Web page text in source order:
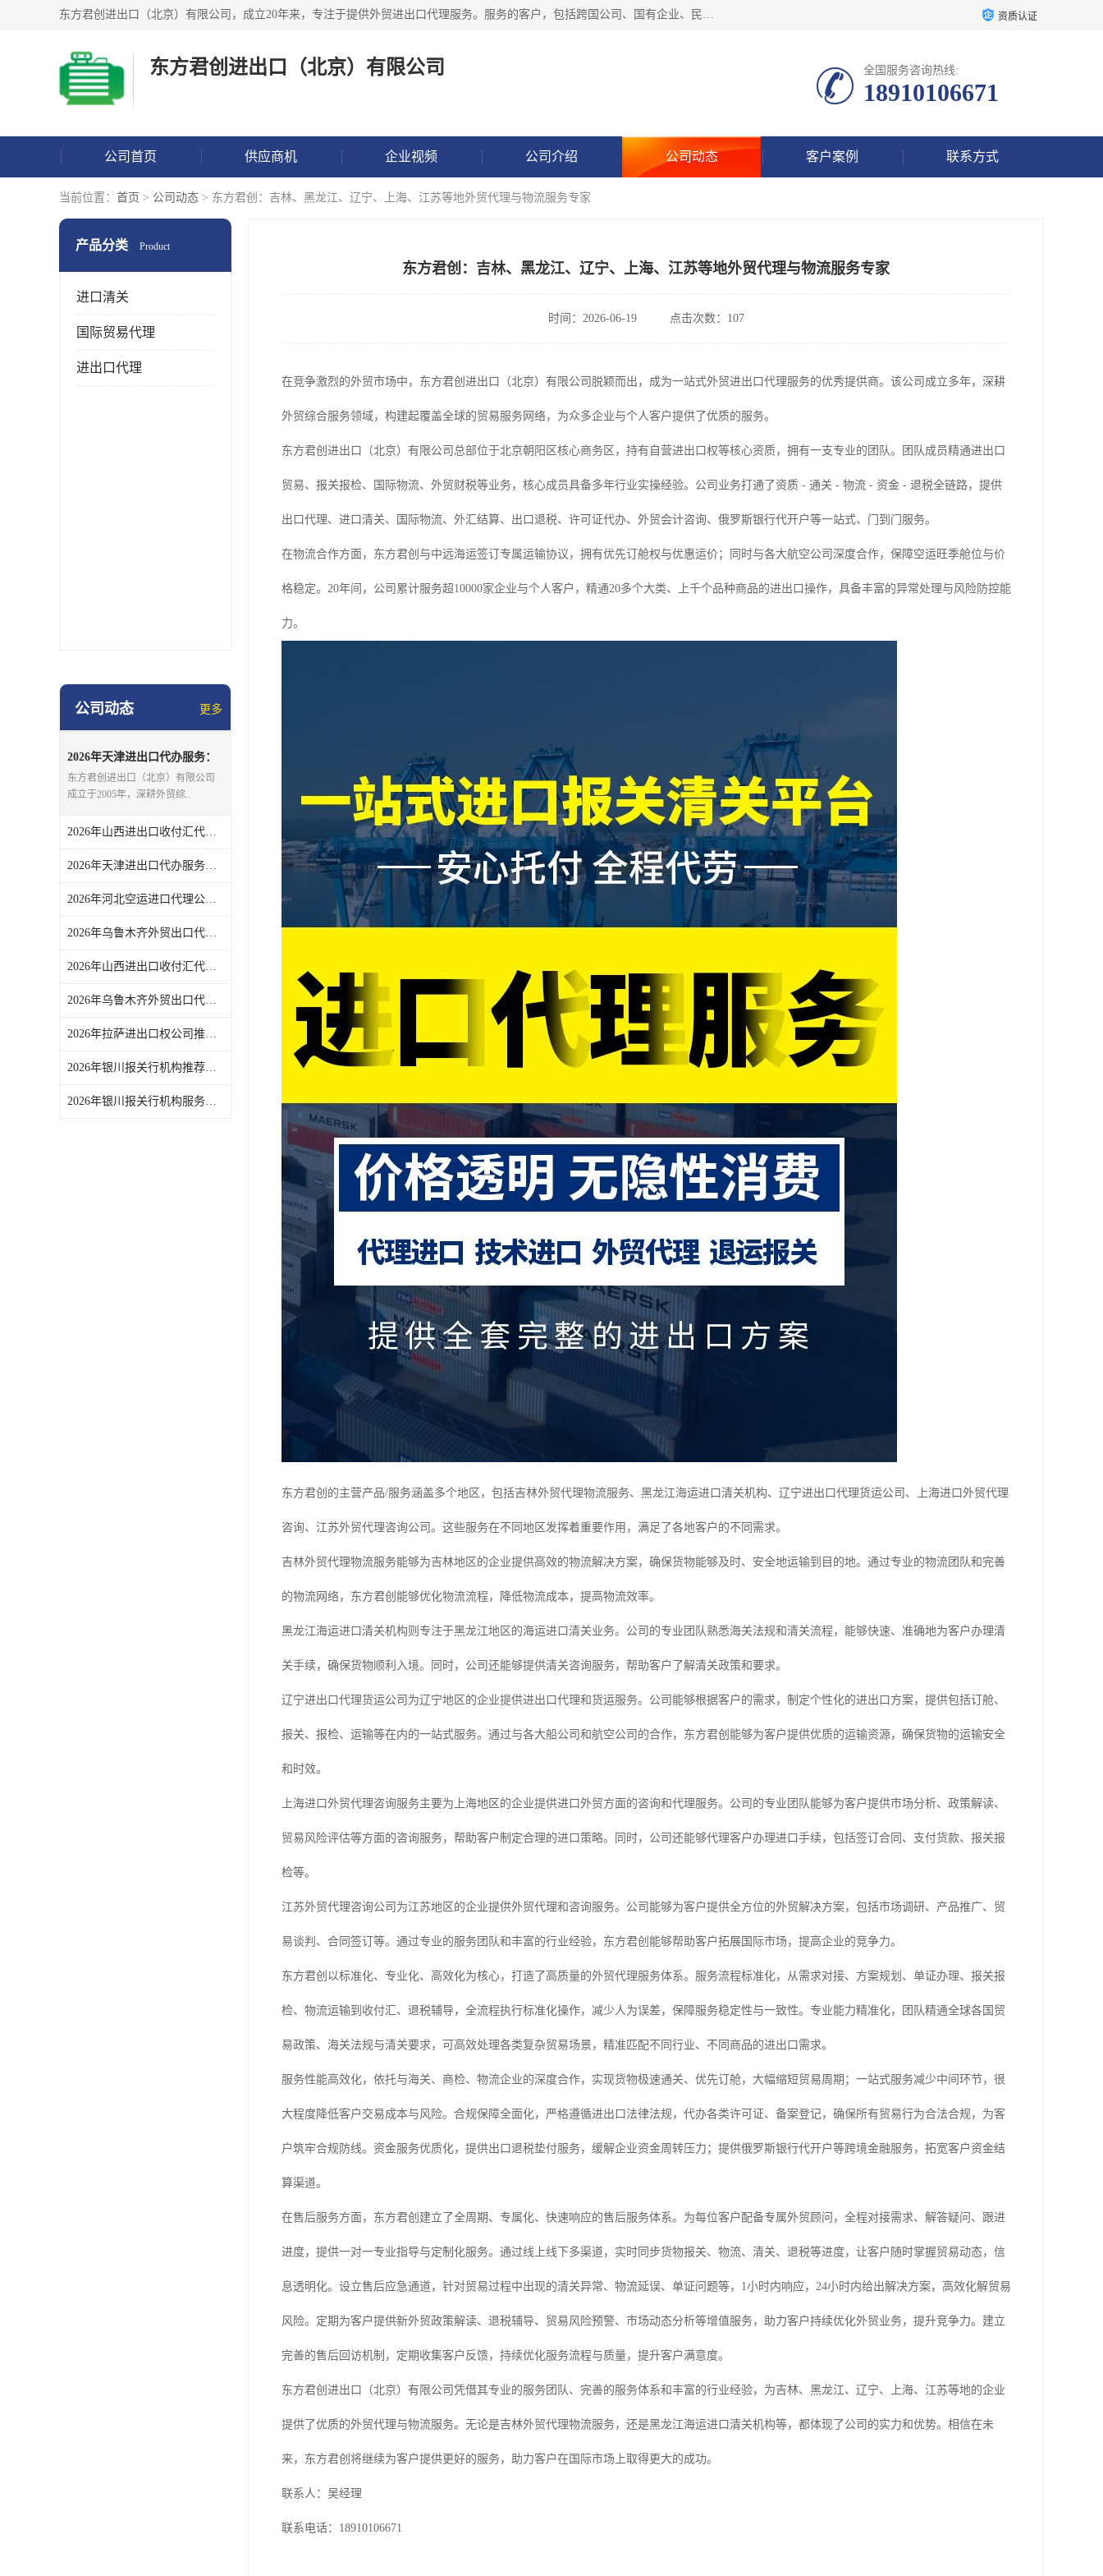
东方君创进出口（北京）有限公司，成立20年来，专注于提供外贸进出口代理服务。服务的客户，包括跨国公司、国有企业、民营企业等。作为的综合性外贸企业，公司拥有一支精通进出口贸易的团队，从事各类商品和技术的进口清关代理报关。进出口商品涉及20多个大类、上千个品种，贸易客户遍布世界各个国家和地区。 资质认证
东方君创进出口（北京）有限公司 全国服务咨询热线:
18910106671
公司首页 供应商机 企业视频 公司介绍 公司动态 客户案例 联系方式
当前位置： 首页 > 公司动态 > 东方君创：吉林、黑龙江、辽宁、上海、江苏等地外贸代理与物流服务专家
产品分类 Product
进口清关
国际贸易代理
进出口代理
公司动态 更多
2026年天津进出口代办服务：
一站式外贸代理全链路支持
东方君创进出口（北京）有限公司
成立于2005年，深耕外贸综..
2026年山西进出口收付汇代办渠道解析，专业外贸代理合规高效
2026年天津进出口代办服务推荐：东方君创一站式外贸代理解析
2026年河北空运进口代理公司服务解析：聚焦通关时效与物流协同
2026年乌鲁木齐外贸出口代理渠道与代理服务解析
2026年山西进出口收付汇代办服务渠道解析：一站式外贸代理助力企业高效收汇结汇
2026年乌鲁木齐外贸出口代理渠道解析，东方君创全流程服务支持
2026年拉萨进出口权公司推荐：一站式外贸代理服务解析
2026年银川报关行机构推荐，一站式进出口代理服务实力解析
2026年银川报关行机构服务商推荐：东方君创一站式外贸代理解析
东方君创：吉林、黑龙江、辽宁、上海、江苏等地外贸代理与物流服务专家
时间：2026-06-19 点击次数：107
在竞争激烈的外贸市场中，东方君创进出口（北京）有限公司脱颖而出，成为一站式外贸进出口代理服务的优秀提供商。该公司成立多年，深耕
外贸综合服务领域，构建起覆盖全球的贸易服务网络，为众多企业与个人客户提供了优质的服务。
东方君创进出口（北京）有限公司总部位于北京朝阳区核心商务区，持有自营进出口权等核心资质，拥有一支专业的团队。团队成员精通进出口
贸易、报关报检、国际物流、外贸财税等业务，核心成员具备多年行业实操经验。公司业务打通了资质 - 通关 - 物流 - 资金 - 退税全链路，提供
出口代理、进口清关、国际物流、外汇结算、出口退税、许可证代办、外贸会计咨询、俄罗斯银行代开户等一站式、门到门服务。
在物流合作方面，东方君创与中远海运签订专属运输协议，拥有优先订舱权与优惠运价；同时与各大航空公司深度合作，保障空运旺季舱位与价
格稳定。20年间，公司累计服务超10000家企业与个人客户，精通20多个大类、上千个品种商品的进出口操作，具备丰富的异常处理与风险防控能
力。
东方君创的主营产品/服务涵盖多个地区，包括吉林外贸代理物流服务、黑龙江海运进口清关机构、辽宁进出口代理货运公司、上海进口外贸代理
咨询、江苏外贸代理咨询公司。这些服务在不同地区发挥着重要作用，满足了各地客户的不同需求。
吉林外贸代理物流服务能够为吉林地区的企业提供高效的物流解决方案，确保货物能够及时、安全地运输到目的地。通过专业的物流团队和完善
的物流网络，东方君创能够优化物流流程，降低物流成本，提高物流效率。
黑龙江海运进口清关机构则专注于黑龙江地区的海运进口清关业务。公司的专业团队熟悉海关法规和清关流程，能够快速、准确地为客户办理清
关手续，确保货物顺利入境。同时，公司还能够提供清关咨询服务，帮助客户了解清关政策和要求。
辽宁进出口代理货运公司为辽宁地区的企业提供进出口代理和货运服务。公司能够根据客户的需求，制定个性化的进出口方案，提供包括订舱、
报关、报检、运输等在内的一站式服务。通过与各大船公司和航空公司的合作，东方君创能够为客户提供优质的运输资源，确保货物的运输安全
和时效。
上海进口外贸代理咨询服务主要为上海地区的企业提供进口外贸方面的咨询和代理服务。公司的专业团队能够为客户提供市场分析、政策解读、
贸易风险评估等方面的咨询服务，帮助客户制定合理的进口策略。同时，公司还能够代理客户办理进口手续，包括签订合同、支付货款、报关报
检等。
江苏外贸代理咨询公司为江苏地区的企业提供外贸代理和咨询服务。公司能够为客户提供全方位的外贸解决方案，包括市场调研、产品推广、贸
易谈判、合同签订等。通过专业的服务团队和丰富的行业经验，东方君创能够帮助客户拓展国际市场，提高企业的竞争力。
东方君创以标准化、专业化、高效化为核心，打造了高质量的外贸代理服务体系。服务流程标准化，从需求对接、方案规划、单证办理、报关报
检、物流运输到收付汇、退税辅导，全流程执行标准化操作，减少人为误差，保障服务稳定性与一致性。专业能力精准化，团队精通全球各国贸
易政策、海关法规与清关要求，可高效处理各类复杂贸易场景，精准匹配不同行业、不同商品的进出口需求。
服务性能高效化，依托与海关、商检、物流企业的深度合作，实现货物极速通关、优先订舱，大幅缩短贸易周期；一站式服务减少中间环节，很
大程度降低客户交易成本与风险。合规保障全面化，严格遵循进出口法律法规，代办各类许可证、备案登记，确保所有贸易行为合法合规，为客
户筑牢合规防线。资金服务优质化，提供出口退税垫付服务，缓解企业资金周转压力；提供俄罗斯银行代开户等跨境金融服务，拓宽客户资金结
算渠道。
在售后服务方面，东方君创建立了全周期、专属化、快速响应的售后服务体系。为每位客户配备专属外贸顾问，全程对接需求、解答疑问、跟进
进度，提供一对一专业指导与定制化服务。通过线上线下多渠道，实时同步货物报关、物流、清关、退税等进度，让客户随时掌握贸易动态，信
息透明化。设立售后应急通道，针对贸易过程中出现的清关异常、物流延误、单证问题等，1小时内响应，24小时内给出解决方案，高效化解贸易
风险。定期为客户提供新外贸政策解读、退税辅导、贸易风险预警、市场动态分析等增值服务，助力客户持续优化外贸业务，提升竞争力。建立
完善的售后回访机制，定期收集客户反馈，持续优化服务流程与质量，提升客户满意度。
东方君创进出口（北京）有限公司凭借其专业的服务团队、完善的服务体系和丰富的行业经验，为吉林、黑龙江、辽宁、上海、江苏等地的企业
提供了优质的外贸代理与物流服务。无论是吉林外贸代理物流服务，还是黑龙江海运进口清关机构等，都体现了公司的实力和优势。相信在未
来，东方君创将继续为客户提供更好的服务，助力客户在国际市场上取得更大的成功。
联系人：吴经理
联系电话：18910106671